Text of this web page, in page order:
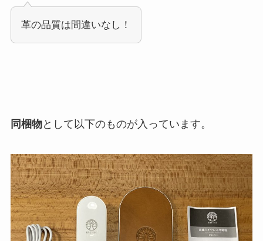
革の品質は間違いなし！
同梱物として以下のものが入っています。